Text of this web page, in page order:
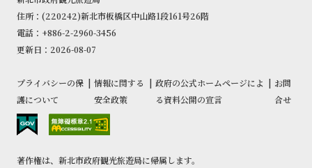
住所：(220242)新北市板橋区中山路1段161号26階
電話：+886-2-2960-3456
更新日：2026-08-07
プライバシーの保
護について
| 情報に関する
安全政策
| 政府の公式ホームページによ
る資料公開の宣言
| お問
合せ
著作権は、新北市政府観光旅遊局に帰属します。